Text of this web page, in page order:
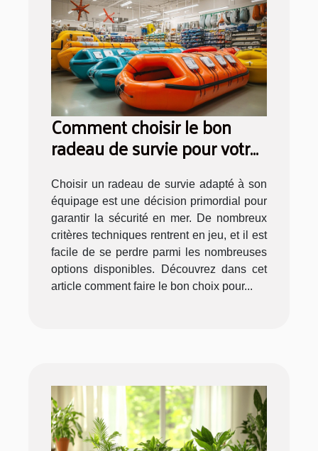
Comment choisir le bon
radeau de survie pour votre
Choisir un radeau de survie adapté à son
équipage est une décision primordial pour
garantir la sécurité en mer. De nombreux
critères techniques rentrent en jeu, et il est
facile de se perdre parmi les nombreuses
options disponibles. Découvrez dans cet
article comment faire le bon choix pour...